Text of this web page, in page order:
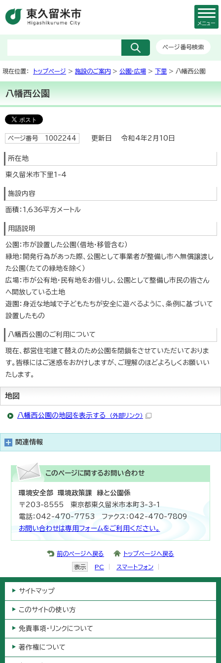
ページ番号検索
メニュー
現在位置： トップページ > 施設のご案内 > 公園・広場 > 下里 > 八幡西公園
八幡西公園
ページ番号 1002244 更新日 令和4年2月10日
所在地
東久留米市下里1-4
施設内容
面積：1,636平方メートル
用語説明
公園：市が設置した公園（借地・移管含む）
緑地：開発行為があった際、公園として事業者が整備し市へ無償譲渡し
た公園（たての緑地を除く）
広場：市が公有地・民有地をお借りし、公園として整備し市民の皆さん
へ開放している土地
遊園：身近な地域で子どもたちが安全に遊べるように、条例に基づいて
設置したもの
八幡西公園のご利用について
現在、都営住宅建て替えのため公園を閉鎖をさせていただいておりま
す。皆様にはご迷惑をおかけしますが、ご理解のほどよろしくお願いい
たします。
地図
八幡西公園の地図を表示する （外部リンク）
関連情報
このページに関するお問い合わせ
環境安全部 環境政策課 緑と公園係
〒203-8555 東京都東久留米市本町3-3-1
電話：042-470-7753 ファクス：042-470-7809
お問い合わせは専用フォームをご利用ください。
前のページへ戻る トップページへ戻る
表示 PC スマートフォン
サイトマップ
このサイトの使い方
免責事項・リンクについて
著作権について